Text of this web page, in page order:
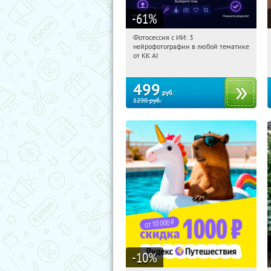
-61%
18:29:19
Россия
Фотосессия с ИИ: 3
нейрофотографии в любой тематике
от KK AI
499 руб.
1290руб.
-10%